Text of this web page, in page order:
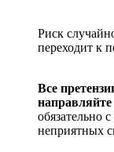
Риск
переходит к
Все
обязательно
неприятных